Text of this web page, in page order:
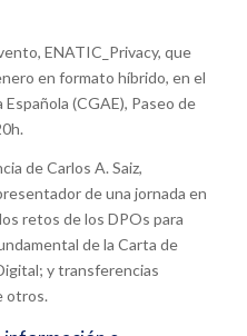
ENATIC_Privacy, que
en formato híbrido, en el
(CGAE), Paseo de
de Carlos A. Saiz,
de una jornada en
retos de los DPOs para
de la Carta de
y transferencias
otros.